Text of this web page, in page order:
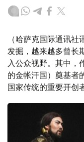
（哈萨克国际通讯
发掘，越来越多曾长
入公众视野。其中，
的金帐汗国）奠基者
国家传统的重要开创